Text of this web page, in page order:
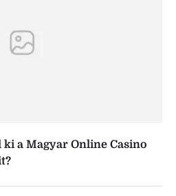
a Magyar Online Casino